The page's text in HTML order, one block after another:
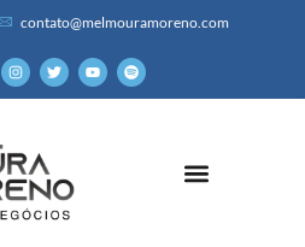
contato@melmouramoreno.com